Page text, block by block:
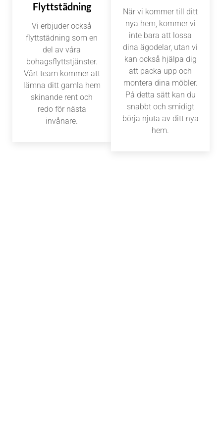
Flyttstädning
Vi erbjuder också
flyttstädning som en
del av våra
bohagsflyttstjänster.
Vårt team kommer att
lämna ditt gamla hem
skinande rent och
redo för nästa
invånare.
När vi kommer till ditt
nya hem, kommer vi
inte bara att lossa
dina ägodelar, utan vi
kan också hjälpa dig
att packa upp och
montera dina möbler.
På detta sätt kan du
snabbt och smidigt
börja njuta av ditt nya
hem.